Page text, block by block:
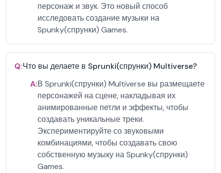
персонаж и звук. Это новый способ
исследовать создание музыки на
Spunky(спрунки) Games.
Q:Что вы делаете в Sprunki(спрунки) Multiverse?
A:В Sprunki(спрунки) Multiverse вы размещаете
персонажей на сцене, накладывая их
анимированные петли и эффекты, чтобы
создавать уникальные треки.
Экспериментируйте со звуковыми
комбинациями, чтобы создавать свою
собственную музыку на Spunky(спрунки)
Games.